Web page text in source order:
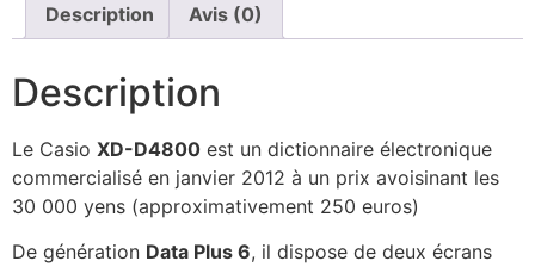
Description Avis (0)
Description
Le Casio XD-D4800 est un dictionnaire électronique
commercialisé en janvier 2012 à un prix avoisinant les
30 000 yens (approximativement 250 euros)
De génération Data Plus 6, il dispose de deux écrans